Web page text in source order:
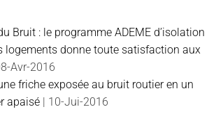
Bruit : le programme ADEME d’isolation
logements donne toute satisfaction aux
Avr-2016
friche exposée au bruit routier en un
apaisé | 10-Jui-2016